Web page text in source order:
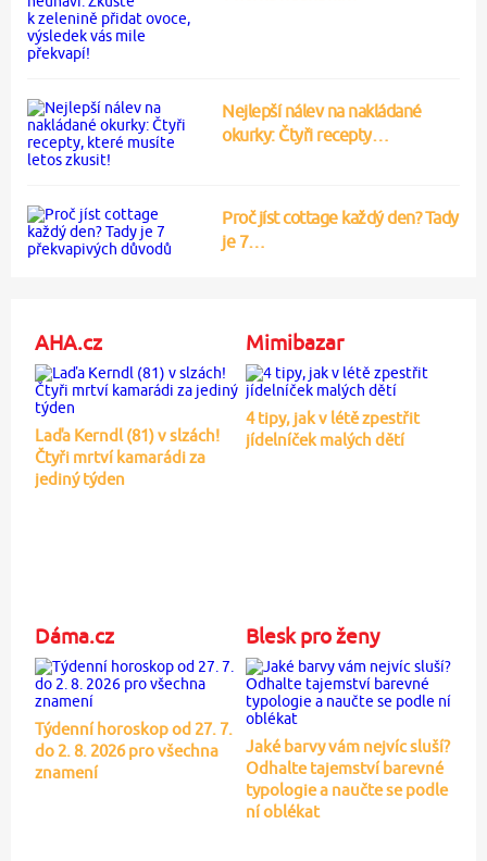
Nejlepší nálev na nakládané
okurky: Čtyři recepty…
Proč jíst cottage každý den? Tady
je 7…
AHA.cz
Laďa Kerndl (81) v slzách!
Čtyři mrtví kamarádi za
jediný týden
Mimibazar
4 tipy, jak v létě zpestřit
jídelníček malých dětí
Dáma.cz
Týdenní horoskop od 27. 7.
do 2. 8. 2026 pro všechna
znamení
Blesk pro ženy
Jaké barvy vám nejvíc sluší?
Odhalte tajemství barevné
typologie a naučte se podle
ní oblékat